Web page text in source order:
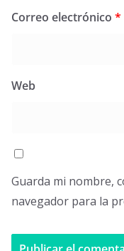
Correo electrónico *
Web
Guarda mi nombre,
navegador para la